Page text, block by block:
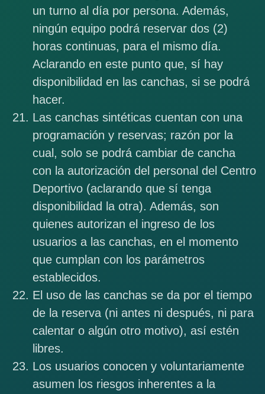
un turno al día por persona. Además,
ningún equipo podrá reservar dos (2)
horas continuas, para el mismo día.
Aclarando en este punto que, sí hay
disponibilidad en las canchas, si se podrá
hacer.
Las canchas sintéticas cuentan con una
programación y reservas; razón por la
cual, solo se podrá cambiar de cancha
con la autorización del personal del Centro
Deportivo (aclarando que sí tenga
disponibilidad la otra). Además, son
quienes autorizan el ingreso de los
usuarios a las canchas, en el momento
que cumplan con los parámetros
establecidos.
El uso de las canchas se da por el tiempo
de la reserva (ni antes ni después, ni para
calentar o algún otro motivo), así estén
libres.
Los usuarios conocen y voluntariamente
asumen los riesgos inherentes a la